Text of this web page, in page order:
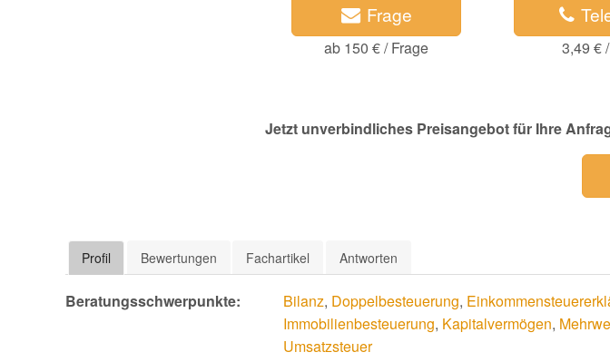
Frage
ab 150 € / Frage 3,49 €
Jetzt unverbindliches Preisangebot für Ihre
Profil Bewertungen Fachartikel Antworten
Beratungsschwerpunkte: Bilanz, Doppelbesteuerung,
Immobilienbesteuerung, Kapitalvermögen,
Umsatzsteuer